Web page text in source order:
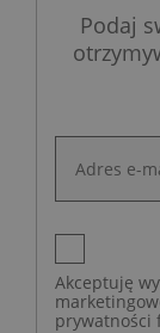
Podaj
Akceptuję
prywatności